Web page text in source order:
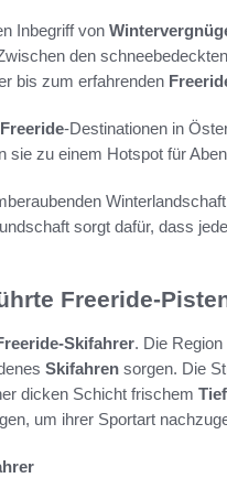
Inbegriff von
den
bis zum erfahrenden
Freeride-Destinationen in
sie zu einem Hotspot für
sorgt dafür, dass
Freeride-
Skifahrer. Die
Skifahren sorgen. Die
dicken Schicht frischem
um ihrer Sportart